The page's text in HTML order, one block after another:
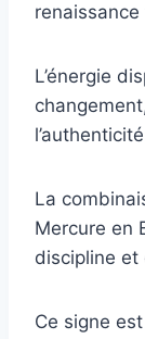
L’énergie
La
Mercure en
discipline
Ce signe